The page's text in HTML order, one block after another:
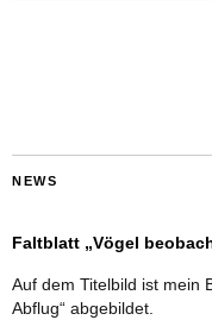
NEWS
Faltblatt „Vögel
Auf dem Titelbild ist mein
Abflug“ abgebildet.